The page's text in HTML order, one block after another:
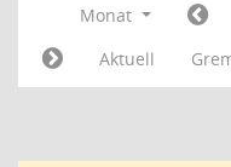
Monat
Aktuell